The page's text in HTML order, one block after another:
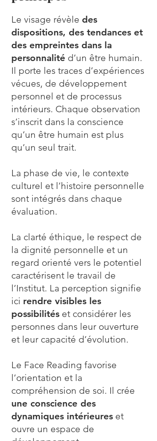
Le visage révèle des
dispositions, des tendances et
des empreintes dans la
personnalité d’un être humain.
Il porte les traces d’expériences
vécues, de développement
personnel et de processus
intérieurs. Chaque observation
s’inscrit dans la conscience
qu’un être humain est plus
qu’un seul trait.
La phase de vie, le contexte
culturel et l’histoire personnelle
sont intégrés dans chaque
évaluation.
La clarté éthique, le respect de
la dignité personnelle et un
regard orienté vers le potentiel
caractérisent le travail de
l’Institut. La perception signifie
ici rendre visibles les
possibilités et considérer les
personnes dans leur ouverture
et leur capacité d’évolution.
Le Face Reading favorise
l’orientation et la
compréhension de soi. Il crée
une conscience des
dynamiques intérieures et
ouvre un espace de